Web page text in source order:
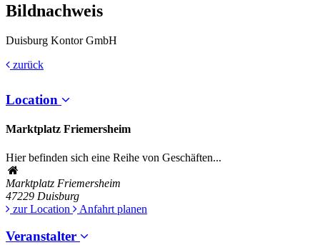
Bildnachweis
Duisburg Kontor GmbH
zurück
Location
Marktplatz Friemersheim
Hier befinden sich eine Reihe von Geschäften...
Marktplatz Friemersheim
47229 Duisburg
zur Location
Anfahrt planen
Veranstalter